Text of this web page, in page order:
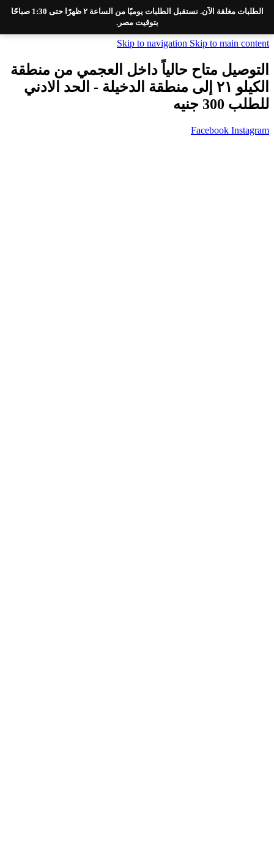
Skip to navigation Skip to main content
التوصيل متاح حالياً داخل العجمي من منطقة
الكيلو ٢١ إلى منطقة الدخيلة - الحد الادني
للطلب 300 جنيه
Facebook Instagram
الطلبات مغلقة الآن. نستقبل الطلبات يوميًا من الساعة ٢ ظهرًا حتى 1:30 صباحًا
بتوقيت مصر.